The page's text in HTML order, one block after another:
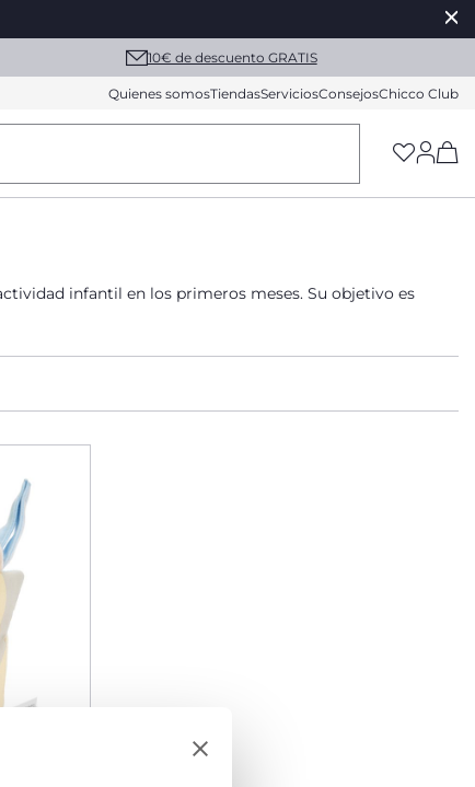
10€ de descuento GRATIS
Quienes somosTiendasServiciosConsejosChicco Club
infantil en los primeros meses. Su objetivo es